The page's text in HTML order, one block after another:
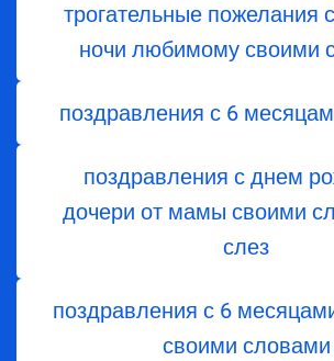
трогательные пожелания
ночи любимому своими
поздравления с 6
поздравления с днем
дочери от мамы своими
слез
поздравления с 6
своими словами